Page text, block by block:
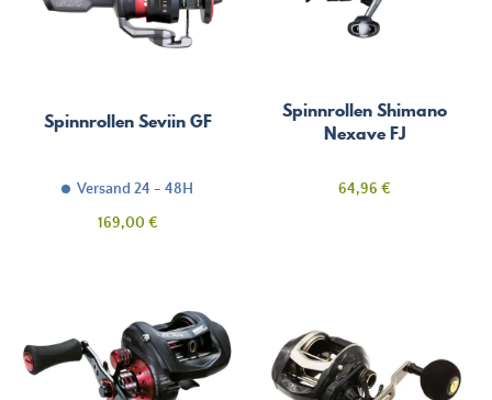
Spinnrollen Seviin GF
Versand 24 - 48H
Preis
169,00 €
Spinnrollen Shimano
Nexave FJ
Preis
64,96 €